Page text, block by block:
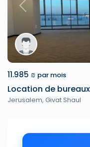
Previous
11.985 ₪ par mois
Location de
Jerusalem, Givat Shaul